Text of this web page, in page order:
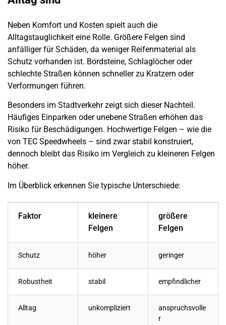
Neben Komfort und Kosten spielt auch die
Alltagstauglichkeit eine Rolle. Größere Felgen sind
anfälliger für Schäden, da weniger Reifenmaterial als
Schutz vorhanden ist. Bordsteine, Schlaglöcher oder
schlechte Straßen können schneller zu Kratzern oder
Verformungen führen.
Besonders im Stadtverkehr zeigt sich dieser Nachteil.
Häufiges Einparken oder unebene Straßen erhöhen das
Risiko für Beschädigungen. Hochwertige Felgen – wie die
von TEC Speedwheels – sind zwar stabil konstruiert,
dennoch bleibt das Risiko im Vergleich zu kleineren Felgen
höher.
Im Überblick erkennen Sie typische Unterschiede:
Faktor
kleinere
Felgen
größere
Felgen
Schutz höher geringer
Robustheit stabil empfindlicher
Alltag unkompliziert
anspruchsvolle
r